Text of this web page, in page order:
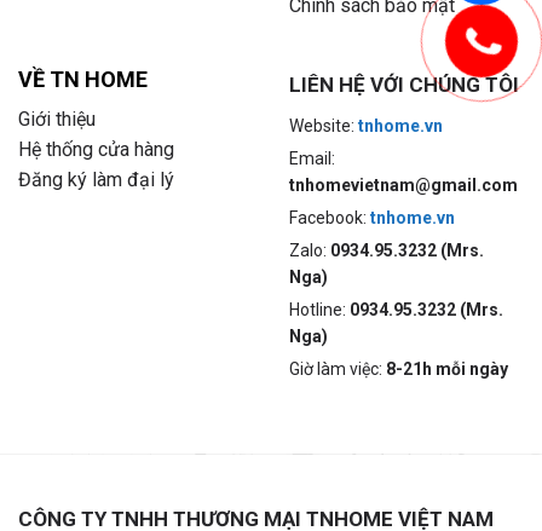
Chính sách bảo mật
VỀ TN HOME
Giới thiệu
Hệ thống cửa hàng
Đăng ký làm đại lý
LIÊN HỆ VỚI CHÚNG TÔI
Website: tnhome.vn
Email:
tnhomevietnam@gmail.com
Facebook: tnhome.vn
Zalo: 0934.95.3232 (Mrs.
Nga)
Hotline: 0934.95.3232 (Mrs.
Nga)
Giờ làm việc: 8-21h mỗi ngày
CÔNG TY TNHH THƯƠNG MẠI TNHOME VIỆT NAM